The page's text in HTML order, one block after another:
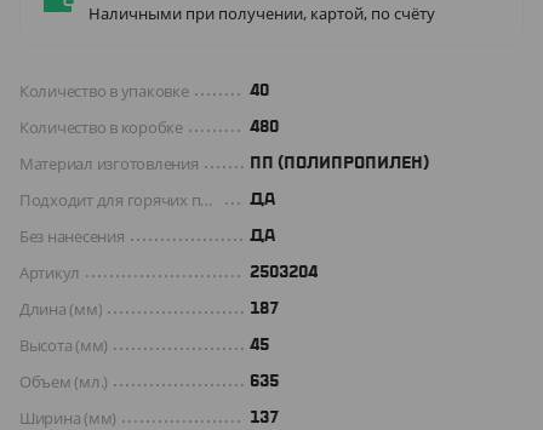
Наличными при получении, картой, по счёту
Количество в упаковке 40
Количество в коробке 480
Материал изготовления ПП (ПОЛИПРОПИЛЕН)
Подходит для горячих продуктов ДА
Без нанесения ДА
Артикул 2503204
Длина (мм) 187
Высота (мм) 45
Объем (мл.) 635
Ширина (мм) 137